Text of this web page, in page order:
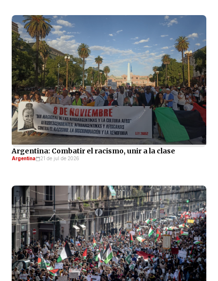
Argentina: Combatir el racismo, unir a la clase
Argentina 21 de jul de 2026